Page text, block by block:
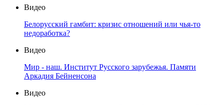
Видео
Белорусский гамбит: кризис отношений или чья-то
недоработка?
Видео
Мир - наш. Институт Русского зарубежья. Памяти
Аркадия Бейненсона
Видео